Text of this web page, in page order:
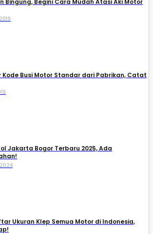
Busi Motor Standar dari Pabrikan, Catat
Jakarta Bogor Terbaru 2025, Ada
Ukuran Klep Semua Motor di Indonesia,